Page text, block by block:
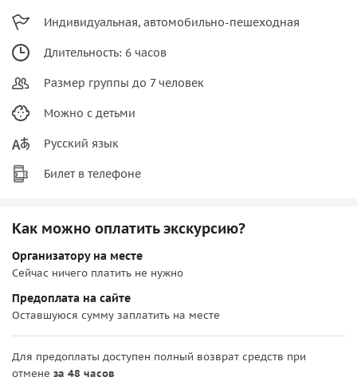
Индивидуальная, автомобильно-пешеходная
Длительность: 6 часов
Размер группы до 7 человек
Можно с детьми
Русский язык
Билет в телефоне
Как можно оплатить экскурсию?
Организатору на месте
Сейчас ничего платить не нужно
Предоплата на сайте
Оставшуюся сумму заплатить на месте
Для предоплаты доступен полный возврат средств при
отмене за 48 часов